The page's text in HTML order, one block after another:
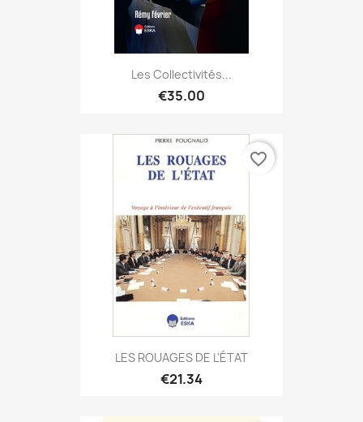
Les Collectivités...
€35.00
LES ROUAGES DE L'ÉTAT
€21.34
favorite_border